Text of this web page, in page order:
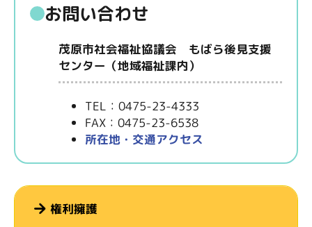
お問い合わせ
茂原市社会福祉協議会 もばら後見支援
センター（地域福祉課内）
TEL：0475-23-4333
FAX：0475-23-6538
所在地・交通アクセス
権利擁護